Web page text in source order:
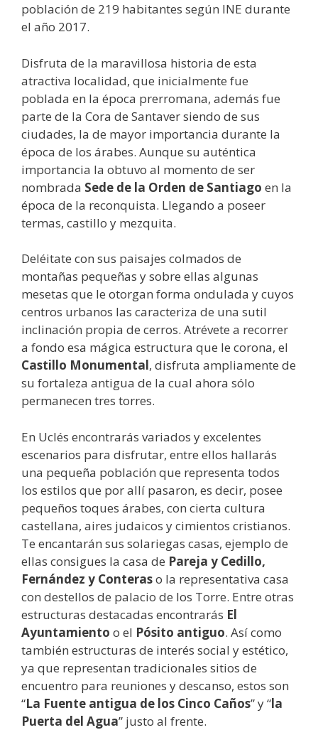
población de 219 habitantes según INE durante
el año 2017.
Disfruta de la maravillosa historia de esta
atractiva localidad, que inicialmente fue
poblada en la época prerromana, además fue
parte de la Cora de Santaver siendo de sus
ciudades, la de mayor importancia durante la
época de los árabes. Aunque su auténtica
importancia la obtuvo al momento de ser
nombrada Sede de la Orden de Santiago en la
época de la reconquista. Llegando a poseer
termas, castillo y mezquita.
Deléitate con sus paisajes colmados de
montañas pequeñas y sobre ellas algunas
mesetas que le otorgan forma ondulada y cuyos
centros urbanos las caracteriza de una sutil
inclinación propia de cerros. Atrévete a recorrer
a fondo esa mágica estructura que le corona, el
Castillo Monumental, disfruta ampliamente de
su fortaleza antigua de la cual ahora sólo
permanecen tres torres.
En Uclés encontrarás variados y excelentes
escenarios para disfrutar, entre ellos hallarás
una pequeña población que representa todos
los estilos que por allí pasaron, es decir, posee
pequeños toques árabes, con cierta cultura
castellana, aires judaicos y cimientos cristianos.
Te encantarán sus solariegas casas, ejemplo de
ellas consigues la casa de Pareja y Cedillo,
Fernández y Conteraso la representativa casa
con destellos de palacio de los Torre. Entre otras
estructuras destacadas encontrarás El
Ayuntamiento o el Pósito antiguo. Así como
también estructuras de interés social y estético,
ya que representan tradicionales sitios de
encuentro para reuniones y descanso, estos son
“La Fuente antigua de los Cinco Caños” y “la
Puerta del Agua” justo al frente.